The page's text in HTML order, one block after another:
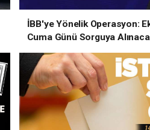
İBB'ye Yönelik Operasyon:
Cuma Günü Sorguya